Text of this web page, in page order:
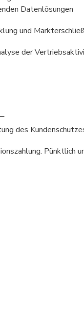
Datenlösungen
und
der
des
Pünktlich